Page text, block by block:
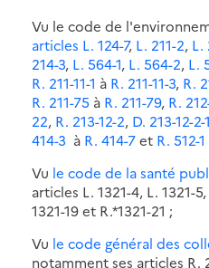
Vu le code de
articles L. 124-7, L. 211-2, L.
214-3, L. 564-1, L. 564-2, L.
R. 211-11-1 à R. 211-11-3, R.
R. 211-75 à R. 211-79, R.
22, R. 213-12-2, D. 213-12-2-1
414-3 à R. 414-7et R. 512-1
Vu le code de la santé
articles L. 1321-4, L. 1321-5,
1321-19 et R.*1321-21 ;
Vu le code général des
notamment ses articles R.